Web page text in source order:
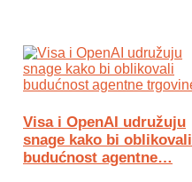
Visa i OpenAI udružuju
snage kako bi oblikovali
budućnost agentne…